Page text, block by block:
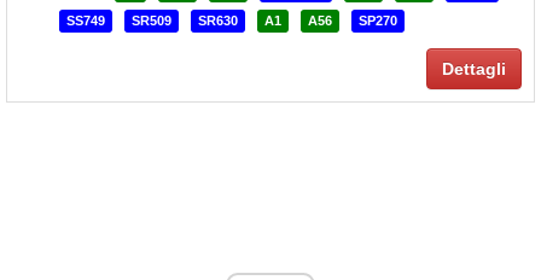
SS749 SR509 SR630 A1 A56 SP270
Dettagli